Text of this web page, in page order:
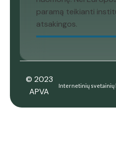
paramą teikianti
atsakingos.
© 2023
APVA
Internetinių svetainių